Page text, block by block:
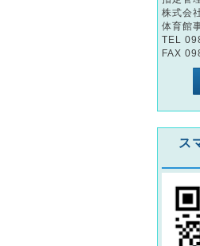
株式会
体育館
TEL
FAX
ス